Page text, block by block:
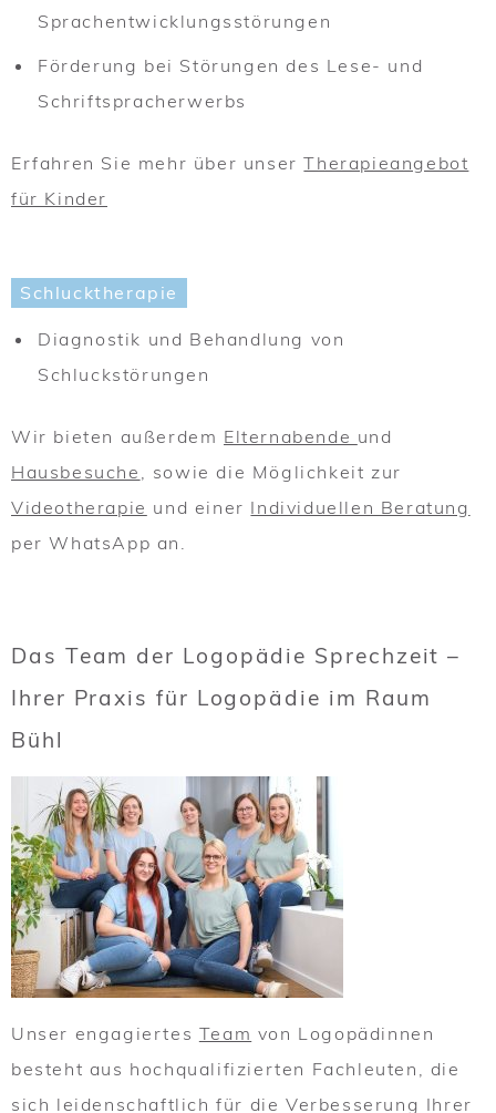
Sprachentwicklungsstörungen
Förderung bei Störungen des Lese- und
Schriftspracherwerbs
Erfahren Sie mehr über unserTherapieangebot
für Kinder
Schlucktherapie
Diagnostik und Behandlung von
Schluckstörungen
Wir bieten außerdem Elternabende und
Hausbesuche
, sowie die Möglichkeit zur
Videotherapie und einer Individuellen Beratung
per WhatsApp an.
Das Team der Logopädie Sprechzeit –
Ihrer Praxis für Logopädie im Raum
Bühl
Unser engagiertes Team von Logopädinnen
besteht aus hochqualifizierten Fachleuten, die
sich leidenschaftlich für die Verbesserung Ihrer